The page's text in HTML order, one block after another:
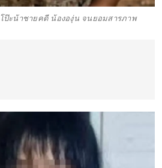
ป๊ะน้าชายคดี น้ององุ่น จนยอมสารภาพ